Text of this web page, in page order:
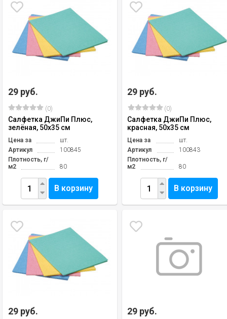
29 руб.
(0)
Салфетка ДжиПи Плюс,
зелёная, 50х35 см
Цена за
шт.
Артикул
100845
Плотность, г/
м2
80
В корзину
29 руб.
(0)
Салфетка ДжиПи Плюс,
красная, 50х35 см
Цена за
шт.
Артикул
100843
Плотность, г/
м2
80
В корзину
29 руб. 29 руб.